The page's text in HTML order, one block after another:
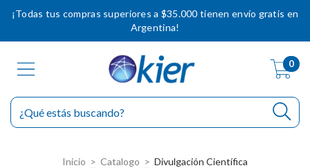
¡Todas tus compras superiores a $35.000 tienen envío gratis en
Argentina!
0
Inicio > Catalogo > Divulgación Científica